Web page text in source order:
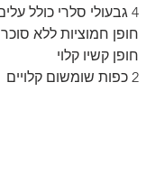
4 גבעולי סלרי כולל עלים קצוצים גס
חופן חמוציות ללא סוכר
חופן קשיו קלוי
2 כפות שומשום קלויים